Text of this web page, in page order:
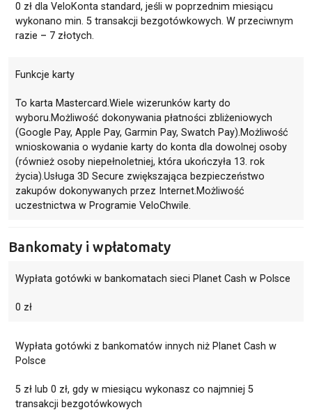
0 zł dla VeloKonta standard, jeśli w poprzednim miesiącu
wykonano min. 5 transakcji bezgotówkowych. W przeciwnym
razie – 7 złotych.
Funkcje karty
To karta Mastercard.Wiele wizerunków karty do
wyboru.Możliwość dokonywania płatności zbliżeniowych
(Google Pay, Apple Pay, Garmin Pay, Swatch Pay).Możliwość
wnioskowania o wydanie karty do konta dla dowolnej osoby
(również osoby niepełnoletniej, która ukończyła 13. rok
życia).Usługa 3D Secure zwiększająca bezpieczeństwo
zakupów dokonywanych przez Internet.Możliwość
uczestnictwa w Programie VeloChwile.
Bankomaty i wpłatomaty
Wypłata gotówki w bankomatach sieci Planet Cash w Polsce
0 zł
Wypłata gotówki z bankomatów innych niż Planet Cash w
Polsce
5 zł lub 0 zł, gdy w miesiącu wykonasz co najmniej 5
transakcji bezgotówkowych